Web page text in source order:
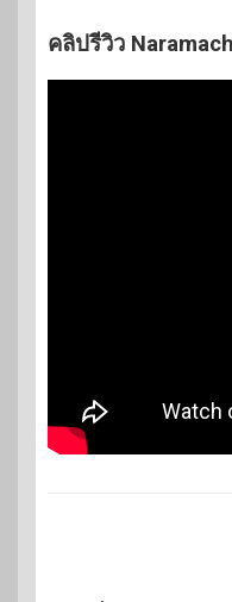
คลิปรีวิว